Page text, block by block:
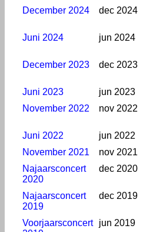
December 2024
dec 2024
Juni 2024
jun 2024
December 2023
dec 2023
Juni 2023
jun 2023
November 2022
nov 2022
Juni 2022
jun 2022
November 2021
nov 2021
Najaarsconcert
2020
dec 2020
Najaarsconcert
2019
dec 2019
Voorjaarsconcert
jun 2019